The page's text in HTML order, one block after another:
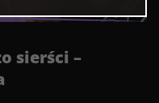
sierści –